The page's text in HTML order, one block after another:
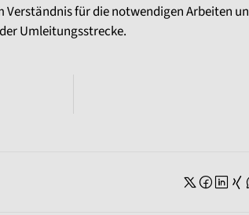
Verständnis für die notwendigen Arbeiten
Umleitungsstrecke.